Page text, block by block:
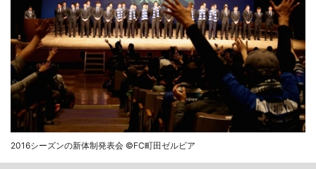
2016シーズンの新体制発表会 ©FC町田ゼルビア